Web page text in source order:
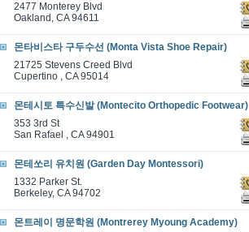
2477 Monterey Blvd
Oakland, CA 94611
몬타비스타 구두수선 (Monta Vista Shoe Repair)
21725 Stevens Creed Blvd
Cupertino , CA 95014
몬테시토 특수신발 (Montecito Orthopedic Footwear)
353 3rd St
San Rafael , CA 94901
몬테쏘리 유치원 (Garden Day Montessori)
1332 Parker St.
Berkeley, CA 94702
몬트레이 명문학원 (Montrerey Myoung Academy)